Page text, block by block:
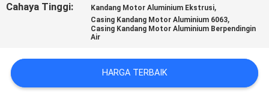
PERMINTAAN
PENAWARAN
SITEMAP
Cahaya Tinggi: Kandang Motor Aluminium Ekstrusi,
Casing Kandang Motor Aluminium 6063,
Casing Kandang Motor Aluminium Berpendingin
Air
HARGA TERBAIK